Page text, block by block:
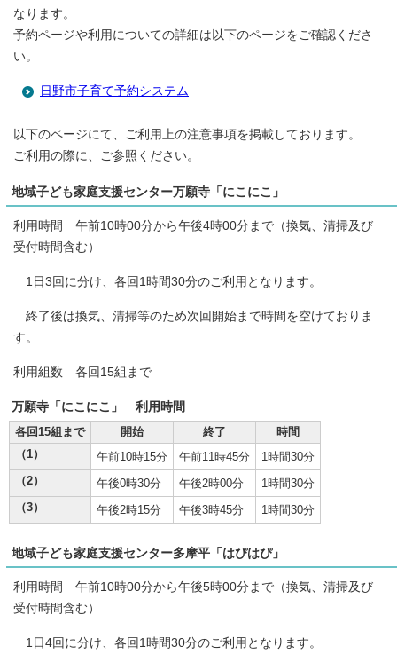
なります。
予約ページや利用についての詳細は以下のページをご確認くださ
い。
日野市子育て予約システム
以下のページにて、ご利用上の注意事項を掲載しております。
ご利用の際に、ご参照ください。
地域子ども家庭支援センター万願寺「にこにこ」
利用時間 午前10時00分から午後4時00分まで（換気、清掃及び
受付時間含む）
1日3回に分け、各回1時間30分のご利用となります。
終了後は換気、清掃等のため次回開始まで時間を空けておりま
す。
利用組数 各回15組まで
万願寺「にこにこ」 利用時間
各回15組まで
開始 終了
時間
（1）
午前10時15分 午前11時45分
1時間30分
（2）
午後0時30分 午後2時00分
1時間30分
（3）
午後2時15分 午後3時45分 1時間30分
地域子ども家庭支援センター多摩平「はぴはぴ」
利用時間 午前10時00分から午後5時00分まで（換気、清掃及び
受付時間含む）
1日4回に分け、各回1時間30分のご利用となります。